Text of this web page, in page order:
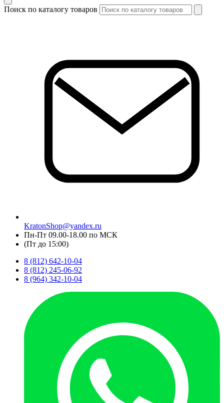
Поиск по каталогу товаров
KratonShop@yandex.ru
Пн-Пт 09.00-18.00 по МСК
(Пт до 15:00)
8 (812) 642-10-04
8 (812) 245-06-92
8 (964) 342-10-04